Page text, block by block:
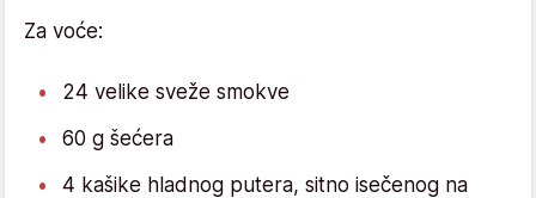
Za voće:
24 velike sveže smokve
60 g šećera
4 kašike hladnog putera, sitno isečenog na